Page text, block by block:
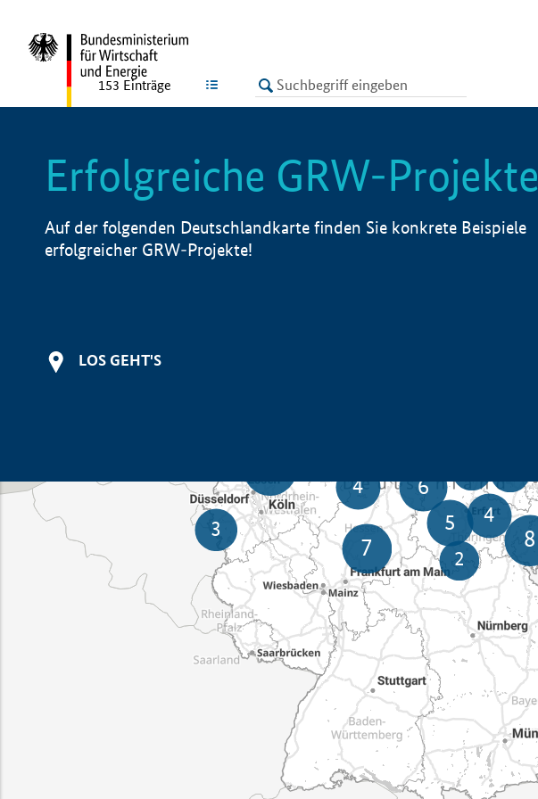
LISTE
153 Einträge
Erfolgreiche GRW-Projekte
Auf der folgenden Deutschlandkarte finden Sie konkrete Beispiele
erfolgreicher GRW-Projekte!
LOS GEHT'S